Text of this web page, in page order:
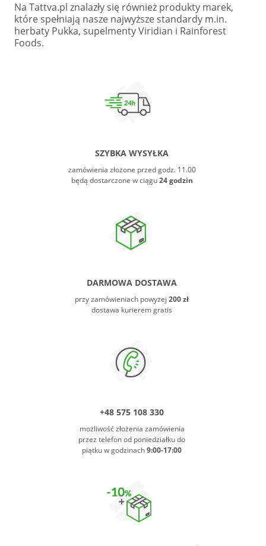
Na Tattva.pl znalazły się również produkty marek,
które spełniają nasze najwyższe standardy m.in.
herbaty Pukka, supelmenty Viridian i Rainforest
Foods.
SZYBKA WYSYŁKA
zamówienia złożone przed godz. 11.00
będą dostarczone w ciągu24 godzin
DARMOWA DOSTAWA
przy zamówieniach powyżej 200 zł
dostawa kurierem gratis
+48 575 108 330
możliwość złożenia zamówienia
przez telefon od poniedziałku do
piątku w godzinach9:00-17:00